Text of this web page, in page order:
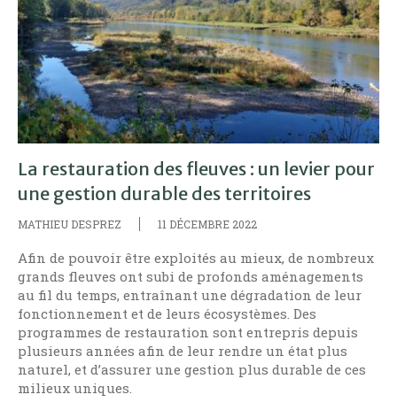
La restauration des fleuves : un levier pour
une gestion durable des territoires
MATHIEU DESPREZ 11 DÉCEMBRE 2022
Afin de pouvoir être exploités au mieux, de nombreux
grands fleuves ont subi de profonds aménagements
au fil du temps, entraînant une dégradation de leur
fonctionnement et de leurs écosystèmes. Des
programmes de restauration sont entrepris depuis
plusieurs années afin de leur rendre un état plus
naturel, et d’assurer une gestion plus durable de ces
milieux uniques.